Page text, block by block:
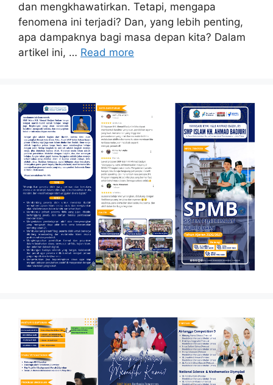
dan mengkhawatirkan. Tetapi, mengapa
fenomena ini terjadi? Dan, yang lebih penting,
apa dampaknya bagi masa depan kita? Dalam
artikel ini, … Read more